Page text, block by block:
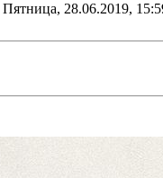
Пятница, 28.06.2019,